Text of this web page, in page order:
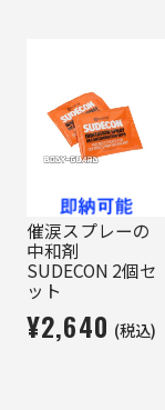
催涙スプレーの
中和剤
SUDECON 2個セ
ット
¥2,640 (税込)